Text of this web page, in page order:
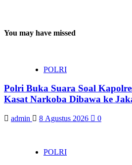
You may have missed
POLRI
Polri Buka Suara Soal
Kasat Narkoba Dibawa ke
admin 8 Agustus 2026 0
POLRI